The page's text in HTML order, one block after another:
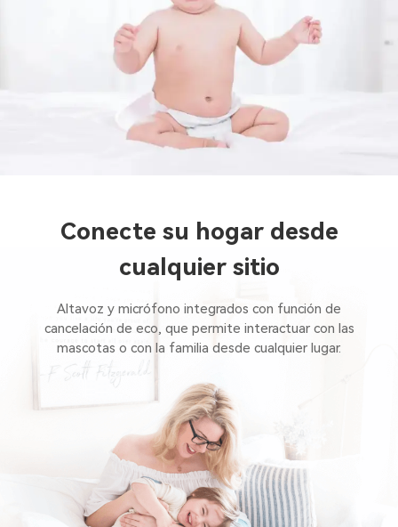
Conecte su hogar desde
cualquier sitio
Altavoz y micrófono integrados con función de
cancelación de eco, que permite interactuar con las
mascotas o con la familia desde cualquier lugar.